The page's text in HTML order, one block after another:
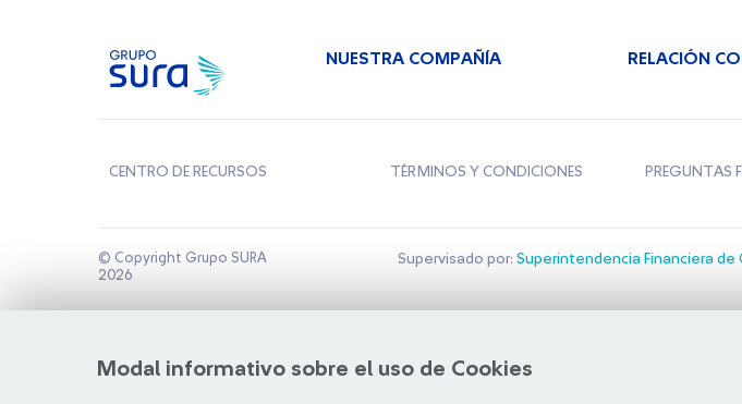
Modal informativo sobre el uso de Cookies
NUESTRA COMPAÑÍA RELACIÓN
CENTRO DE RECURSOS TÉRMINOS Y CONDICIONES PREGUNTAS
© Copyright Grupo SURA
2026
Supervisado por: Superintendencia Financiera de